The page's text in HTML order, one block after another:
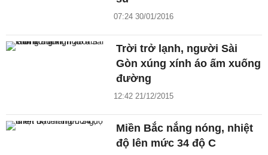
07:24 30/01/2016
Trời trở lạnh, người Sài
Gòn xúng xính áo ấm xuống
đường
12:42 21/12/2015
Miền Bắc nắng nóng, nhiệt
độ lên mức 34 độ C